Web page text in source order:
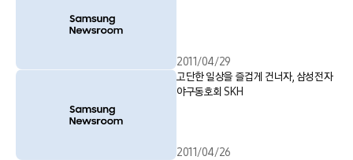
2011/04/29
고단한 일상을 즐겁게 건너자, 삼성전자
야구동호회 SKH
2011/04/26